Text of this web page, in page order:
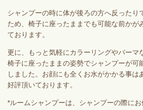
シャンプーの時に体が後ろの方へ反ったり
ため、椅子に座ったままでも可能な前かが
ております。
更に、もっと気軽にカラーリングやパーマ
椅子に座ったままの姿勢でシャンプーが可
しました。お顔にも全くお水がかかる事は
好評頂いております。
*ルームシャンプーは、シャンプーの際に